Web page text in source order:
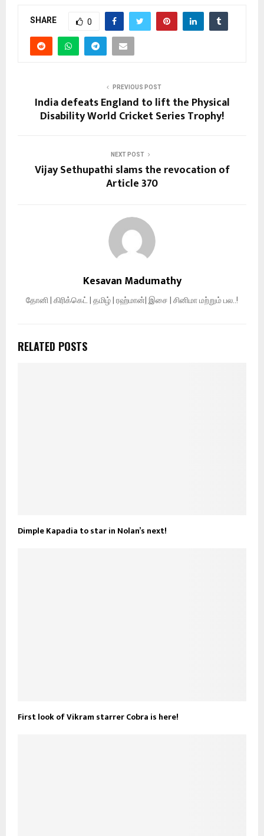
SHARE 0
PREVIOUS POST
India defeats England to lift the Physical
Disability World Cricket Series Trophy!
NEXT POST
Vijay Sethupathi slams the revocation of
Article 370
Kesavan Madumathy
தோனி | கிரிக்கெட் | தமிழ் | ரஹ்மான்| இசை | சினிமா மற்றும் பல..!
RELATED POSTS
Dimple Kapadia to star in Nolan’s next!
First look of Vikram starrer Cobra is here!